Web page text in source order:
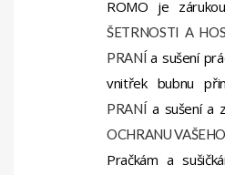
ROMO je
ŠETRNOSTI A
PRANÍa sušení
vnitřek bubnu
PRANÍ a sušení a
OCHRANU
Pračkám a